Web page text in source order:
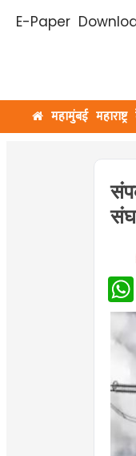
E-Paper
महामुंबई महाराष्ट्र